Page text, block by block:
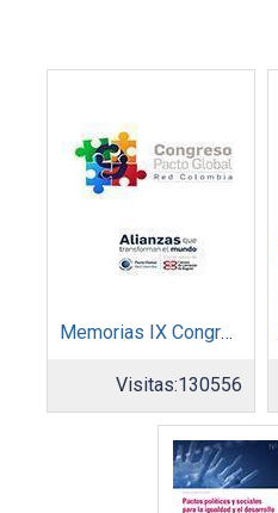
Memorias IX Congreso Pacto Global 2019
Visitas:130556